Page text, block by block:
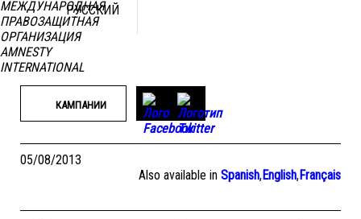
РУССКИЙ
КАМПАНИИ
05/08/2013
Also available in Spanish,English,Français